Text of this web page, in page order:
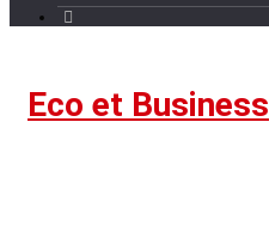
Eco et Business